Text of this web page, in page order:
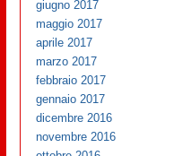
giugno 2017
maggio 2017
aprile 2017
marzo 2017
febbraio 2017
gennaio 2017
dicembre 2016
novembre 2016